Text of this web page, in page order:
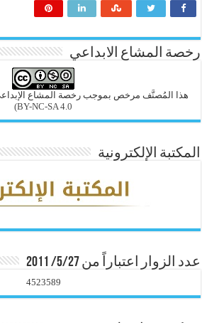
رخصة المشاع الابداعي
هذا المُصنَّف مرخص بموجب رخصة المشاع الإبداعي، غير
BY-NC-SA 4.0)
المكتبة الإلكترونية
عدد الزوار اعتباراً من 5/27/ 2011
4523589